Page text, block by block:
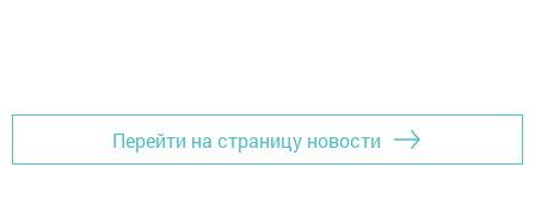
Перейти на страницу новости